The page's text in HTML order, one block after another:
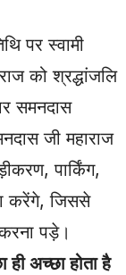
पर स्वामी
को श्रद्धांजलि
समनदास
जी महाराज
पार्किंग,
करेंगे, जिससे
पड़े।
ही अच्छा होता है